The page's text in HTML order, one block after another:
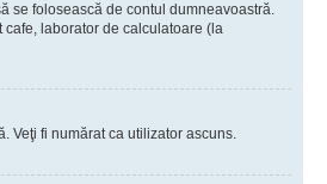
se folosească de contul dumneavoastră.
cafe, laborator de calculatoare (la
Veţi fi numărat ca utilizator ascuns.